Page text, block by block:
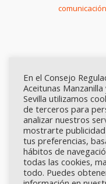
Calidad
En el Consejo
Aceitunas
Sevilla utilizamos
de terceros para
analizar nuestros
mostrarte
tus preferencias,
hábitos de
todas las cookies,
todo. Puedes